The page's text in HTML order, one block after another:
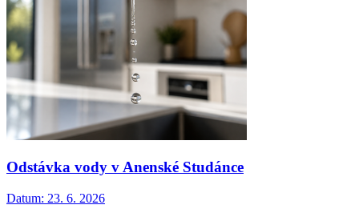
Odstávka vody v Anenské Studánce
Datum: 23. 6. 2026